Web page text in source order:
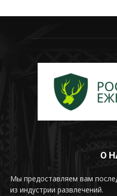
О
Мы предоставляем вам
из индустрии развлечений.